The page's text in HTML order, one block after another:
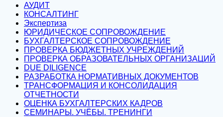
АУДИТ
КОНСАЛТИНГ
Экспертиза
ЮРИДИЧЕСКОЕ СОПРОВОЖДЕНИЕ
БУХГАЛТЕРСКОЕ СОПРОВОЖДЕНИЕ
ПРОВЕРКА БЮДЖЕТНЫХ УЧРЕЖДЕНИЙ
ПРОВЕРКА ОБРАЗОВАТЕЛЬНЫХ ОРГАНИЗАЦИЙ
DUE DILIGENCE
РАЗРАБОТКА НОРМАТИВНЫХ ДОКУМЕНТОВ
ТРАНСФОРМАЦИЯ И КОНСОЛИДАЦИЯ
ОТЧЕТНОСТИ
ОЦЕНКА БУХГАЛТЕРСКИХ КАДРОВ
СЕМИНАРЫ. УЧЁБЫ. ТРЕНИНГИ